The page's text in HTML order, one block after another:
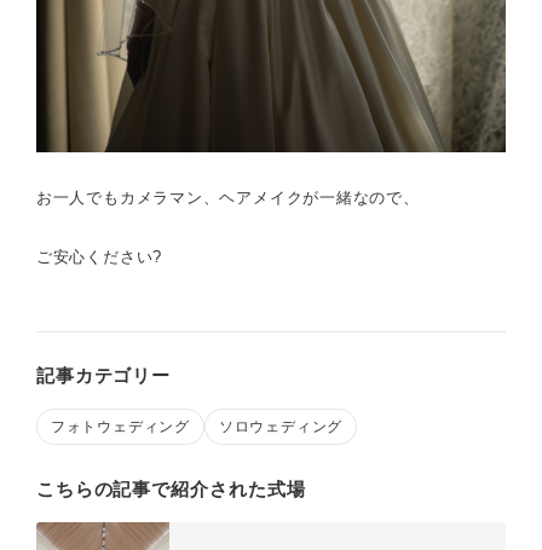
お一人でもカメラマン、ヘアメイクが一緒なので、
ご安心ください?
記事カテゴリー
フォトウェディング ソロウェディング
こちらの記事で紹介された式場